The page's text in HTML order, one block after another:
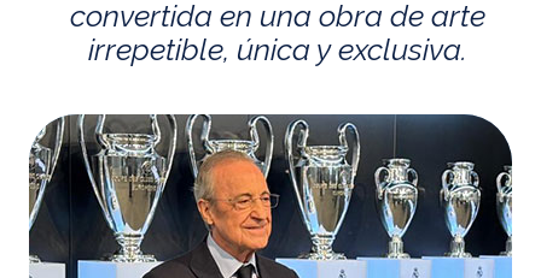
convertida en una obra de arte
irrepetible, única y exclusiva.